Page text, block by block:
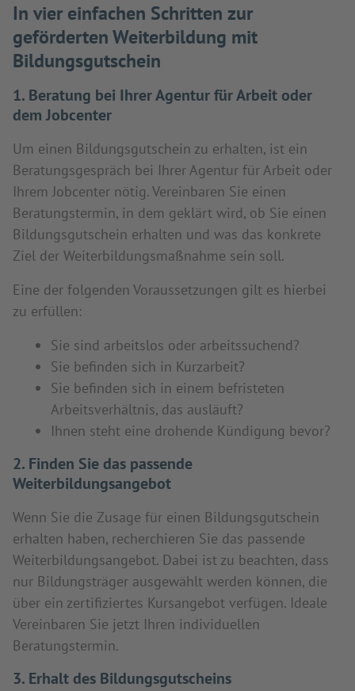
In vier einfachen Schritten zur
geförderten Weiterbildung mit
Bildungsgutschein
1. Beratung bei Ihrer Agentur für Arbeit oder
dem Jobcenter
Um einen Bildungsgutschein zu erhalten, ist ein
Beratungsgespräch bei Ihrer Agentur für Arbeit oder
Ihrem Jobcenter nötig. Vereinbaren Sie einen
Beratungstermin, in dem geklärt wird, ob Sie einen
Bildungsgutschein erhalten und was das konkrete
Ziel der Weiterbildungsmaßnahme sein soll.
Eine der folgenden Voraussetzungen gilt es hierbei
zu erfüllen:
Sie sind arbeitslos oder arbeitssuchend?
Sie befinden sich in Kurzarbeit?
Sie befinden sich in einem befristeten
Arbeitsverhältnis, das ausläuft?
Ihnen steht eine drohende Kündigung bevor?
2. Finden Sie das passende
Weiterbildungsangebot
Wenn Sie die Zusage für einen Bildungsgutschein
erhalten haben, recherchieren Sie das passende
Weiterbildungsangebot. Dabei ist zu beachten, dass
nur Bildungsträger ausgewählt werden können, die
über ein zertifiziertes Kursangebot verfügen. Ideale
Vereinbaren Sie jetzt Ihren individuellen
Beratungstermin.
3. Erhalt des Bildungsgutscheins